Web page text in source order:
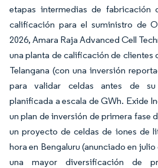
etapas intermedias de fabricación
calificación para el suministro de
2026, Amara Raja Advanced Cell
una planta de calificación de clientes
Telangana (con una inversión
para validar celdas antes de su
planificada a escala de GWh. Exide
un plan de inversión de primera fase
un proyecto de celdas de iones de
hora en Bengaluru (anunciado en
una mayor diversificación de